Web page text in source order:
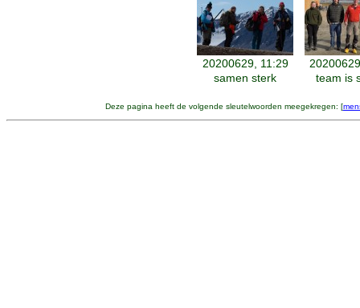
20200629, 11:29
samen sterk
team is
Deze pagina heeft de volgende sleutelwoorden meegekregen: [